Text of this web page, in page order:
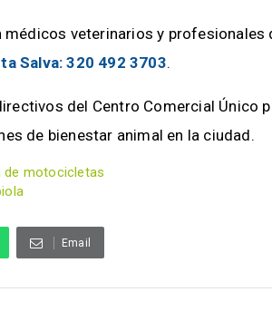
médicos veterinarios y profesionales
Salva:320 492 3703.
del Centro Comercial Único
de bienestar animal en la ciudad.
de motocicletas
Email